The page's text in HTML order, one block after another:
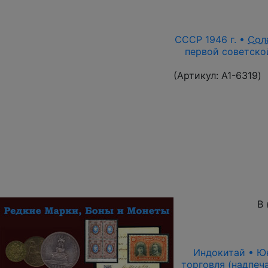
СССР 1946 г. •
первой
(Артикул: A1-6319)
В
Индокитай •
торговля